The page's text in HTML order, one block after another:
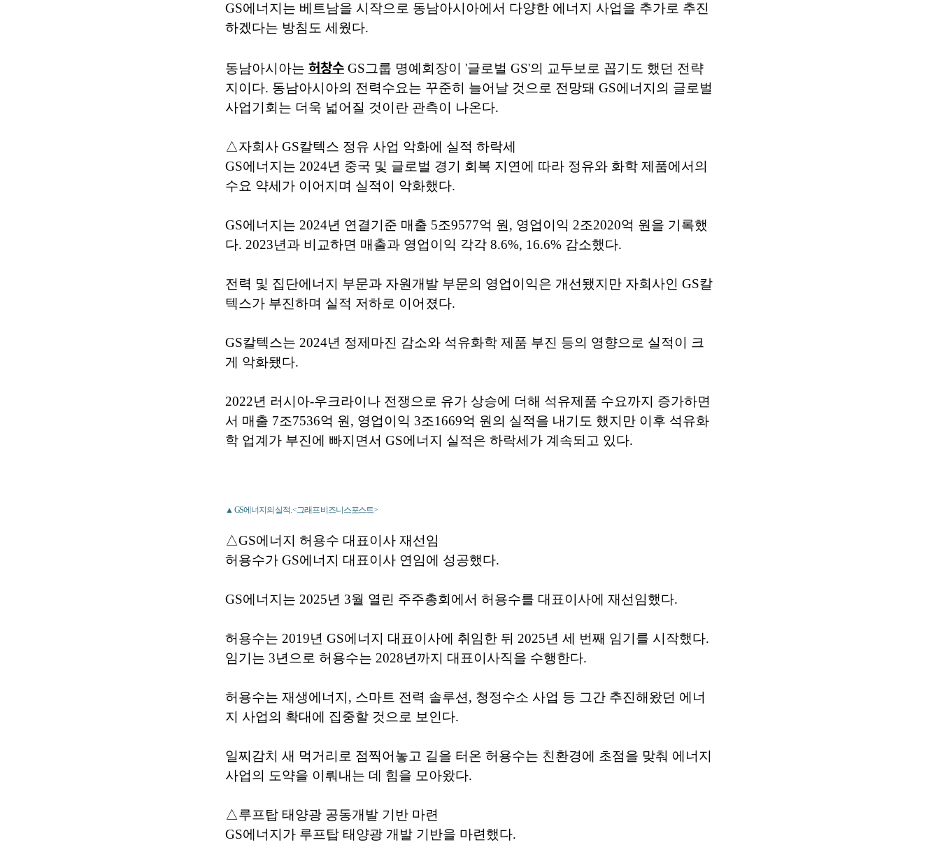
GS에너지는 베트남을 시작으로 동남아시아에서 다양한 에너지 사업을 추가로 추진
하겠다는 방침도 세웠다.
동남아시아는 허창수 GS그룹 명예회장이 '글로벌 GS'의 교두보로 꼽기도 했던 전략
지이다. 동남아시아의 전력수요는 꾸준히 늘어날 것으로 전망돼 GS에너지의 글로벌
사업기회는 더욱 넓어질 것이란 관측이 나온다.
△자회사 GS칼텍스 정유 사업 악화에 실적 하락세
GS에너지는 2024년 중국 및 글로벌 경기 회복 지연에 따라 정유와 화학 제품에서의
수요 약세가 이어지며 실적이 악화했다.
GS에너지는 2024년 연결기준 매출 5조9577억 원, 영업이익 2조2020억 원을 기록했
다. 2023년과 비교하면 매출과 영업이익 각각 8.6%, 16.6% 감소했다.
전력 및 집단에너지 부문과 자원개발 부문의 영업이익은 개선됐지만 자회사인 GS칼
텍스가 부진하며 실적 저하로 이어졌다.
GS칼텍스는 2024년 정제마진 감소와 석유화학 제품 부진 등의 영향으로 실적이 크
게 악화됐다.
2022년 러시아-우크라이나 전쟁으로 유가 상승에 더해 석유제품 수요까지 증가하면
서 매출 7조7536억 원, 영업이익 3조1669억 원의 실적을 내기도 했지만 이후 석유화
학 업계가 부진에 빠지면서 GS에너지 실적은 하락세가 계속되고 있다.
▲ GS에너지의 실적. <그래프 비즈니스포스트>
△GS에너지 허용수 대표이사 재선임
허용수가 GS에너지 대표이사 연임에 성공했다.
GS에너지는 2025년 3월 열린 주주총회에서 허용수를 대표이사에 재선임했다.
허용수는 2019년 GS에너지 대표이사에 취임한 뒤 2025년 세 번째 임기를 시작했다.
임기는 3년으로 허용수는 2028년까지 대표이사직을 수행한다.
허용수는 재생에너지, 스마트 전력 솔루션, 청정수소 사업 등 그간 추진해왔던 에너
지 사업의 확대에 집중할 것으로 보인다.
일찌감치 새 먹거리로 점찍어놓고 길을 터온 허용수는 친환경에 초점을 맞춰 에너지
사업의 도약을 이뤄내는 데 힘을 모아왔다.
△루프탑 태양광 공동개발 기반 마련
GS에너지가 루프탑 태양광 개발 기반을 마련했다.